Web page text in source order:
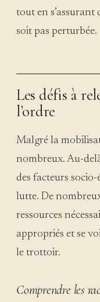
tout en
soit pas perturbée.
Les défis à
l’ordre
Malgré la
nombreux. Au-
des facteurs
lutte. De
ressources
appropriés et se
le trottoir.
Comprendre les